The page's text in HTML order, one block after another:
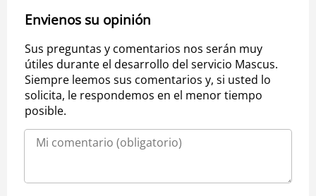
Envienos su opinión
Sus preguntas y comentarios nos serán muy
útiles durante el desarrollo del servicio Mascus.
Siempre leemos sus comentarios y, si usted lo
solicita, le respondemos en el menor tiempo
posible.